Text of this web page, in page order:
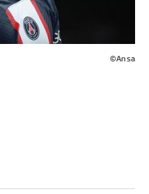
©Ansa